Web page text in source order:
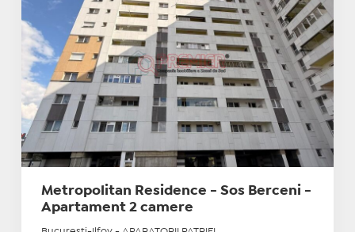
Metropolitan Residence - Sos Berceni -
Apartament 2 camere